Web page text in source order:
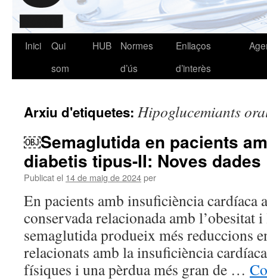
Inici
Qui
som
HUB
Normes
d’ús
Enllaços
d’interès
Arxiu d'etiquetes: Hipoglucemiants
￼Semaglutida en pacients
diabetis tipus-II: Noves dades
Publicat el 14 de maig de 2024per
En pacients amb insuficiència cardíaca
conservada relacionada amb l’obesitat
semaglutida produeix més reduccions
relacionats amb la insuficiència
físiques i una pèrdua més gran de …